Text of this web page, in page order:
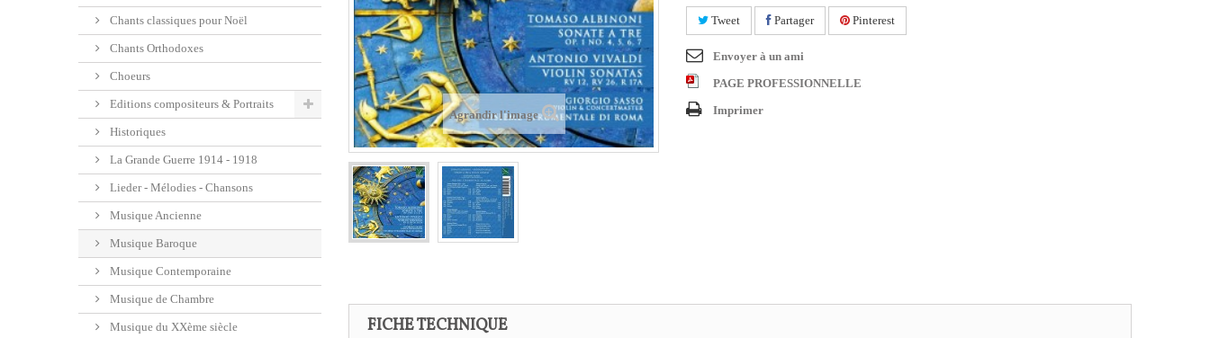
Chants classiques pour Noël
Chants Orthodoxes
Choeurs
Editions compositeurs & Portraits
Historiques
La Grande Guerre 1914 - 1918
Lieder - Mélodies - Chansons
Musique Ancienne
Musique Baroque
Musique Contemporaine
Musique de Chambre
Musique du XXème siècle
Agrandir l'image
Tweet Partager Pinterest
Envoyer à un ami
PAGE PROFESSIONNELLE
Imprimer
FICHE TECHNIQUE